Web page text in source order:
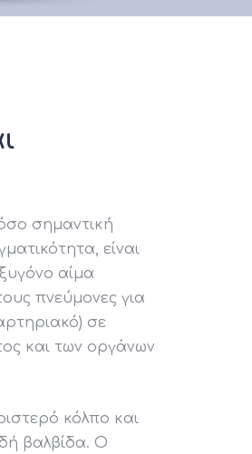
σημαντική
είναι
αίμα
πνεύμονες για
σε
και των οργάνων
κόλπο και
βαλβίδα. Ο